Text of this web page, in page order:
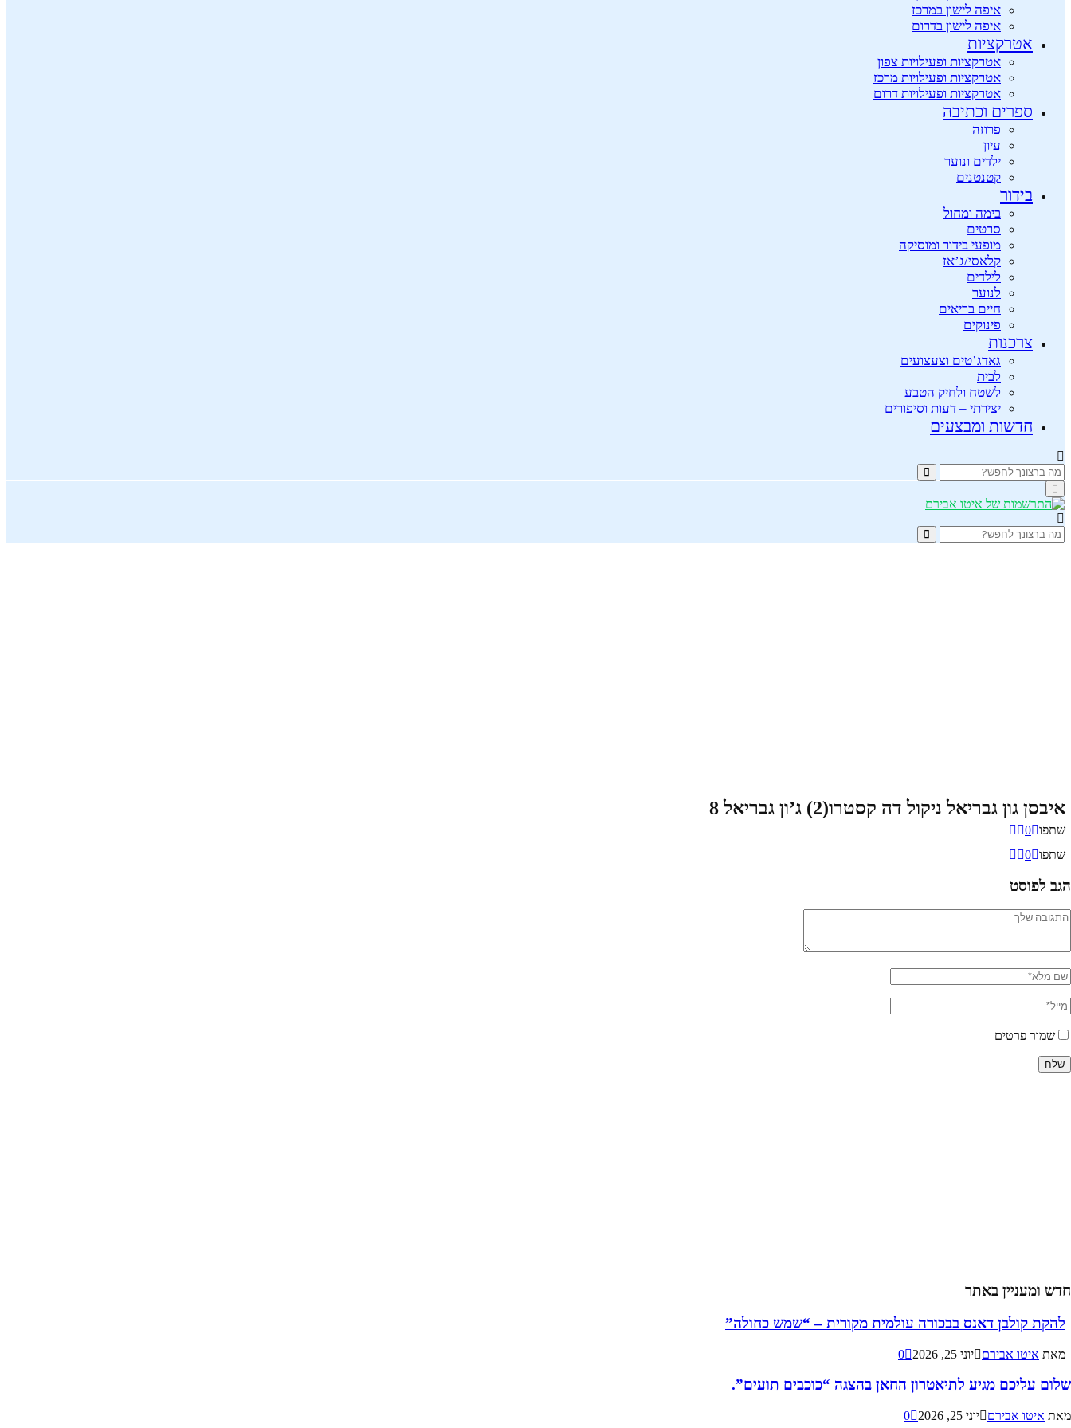
איפה לישון במרכז
איפה לישון בדרום
אטרקציות
אטרקציות ופעילויות צפון
אטרקציות ופעילויות מרכז
אטרקציות ופעילויות דרום
ספרים וכתיבה
פרוזה
עיון
ילדים ונוער
קטנטנים
בידור
בימה ומחול
סרטים
מופעי בידור ומוסיקה
קלאסי/ג’אז
לילדים
לנוער
חיים בריאים
פינוקים
צרכנות
גאדג’טים וצעצועים
לבית
לשטח ולחיק הטבע
יצירתי – דעות וסיפורים
חדשות ומבצעים
Search
for:
Search
Primary
Menu
Search
for:
Search
איבסן גון גבריאל ניקול דה קסטרו(2) ג’ון גבריאל 8
שתפו 0
שתפו 0
הגב לפוסט
שמור פרטים
חדש ומעניין באתר
להקת קולבן דאנס בבכורה עולמית מקורית – “שמש כחולה”
מאת איטו אבירם יוני 25, 2026 0
שלום עליכם מגיע לתיאטרון החאן בהצגה “כוכבים תועים”.
מאת איטו אבירם יוני 25, 2026 0